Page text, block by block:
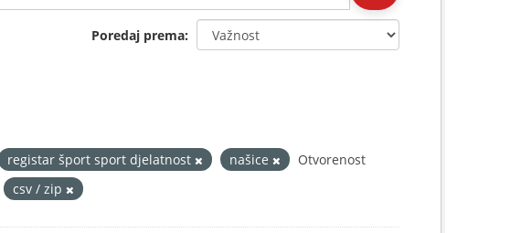
Poredaj prema
registar šport sport djelatnost našice
Otvorenost
csv / zip